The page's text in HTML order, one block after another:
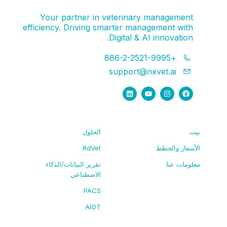
Your partner in veterinary management
efficiency. Driving smarter management with
Digital & AI innovation.
+886-2-2521-9995
support@nxvet.ai
الأسعار والخطط
معلومات عنا
الحلول
RdVet
تقرير البيانات/الذكاء
الاصطناعي
PACS
AIOT